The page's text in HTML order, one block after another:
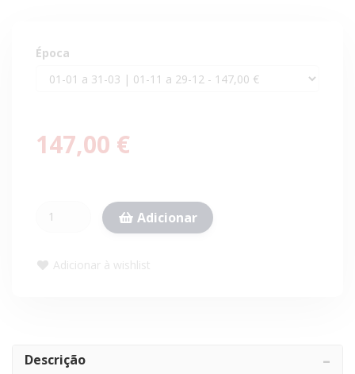
Época
147,00 €
Adicionar
Adicionar à wishlist
Descrição